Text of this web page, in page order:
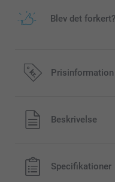
Blev det forkert?
Prisinformation
Alle priser inklusive
Beskrivelse
Specifikationer